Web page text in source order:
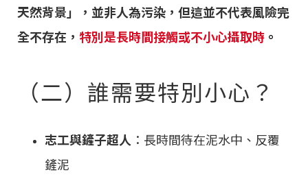
天然背景」，並非人為污染，但這並不代表風險完
全不存在， 特別是長時間接觸或不小心攝取時 。
（二）誰需要特別小心？
志工與鏟子超人 ：長時間待在泥水中、反覆
鏟泥